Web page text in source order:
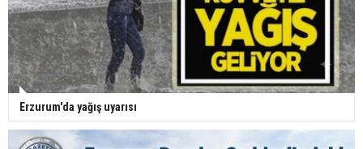
Erzurum'da yağış uyarısı